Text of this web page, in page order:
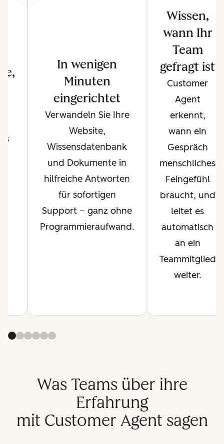
In wenigen
Minuten
eingerichtet
Verwandeln Sie Ihre
Website,
Wissensdatenbank
und Dokumente in
hilfreiche Antworten
für sofortigen
Support – ganz ohne
Programmieraufwand.
Wissen,
wann Ihr
Team
gefragt ist
Customer
Agent
erkennt,
wann ein
Gespräch
menschliches
Feingefühl
braucht, und
leitet es
automatisch
an ein
Teammitglied
weiter.
Was Teams über ihre
Erfahrung
mit Customer Agent sagen